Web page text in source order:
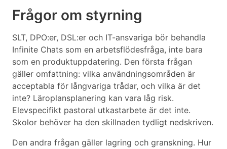
Frågor om styrning
SLT, DPO:er, DSL:er och IT-ansvariga bör behandla
Infinite Chats som en arbetsflödesfråga, inte bara
som en produktuppdatering. Den första frågan
gäller omfattning: vilka användningsområden är
acceptabla för långvariga trådar, och vilka är det
inte? Läroplansplanering kan vara låg risk.
Elevspecifikt pastoral utkastarbete är det inte.
Skolor behöver ha den skillnaden tydligt nedskriven.
Den andra frågan gäller lagring och granskning. Hur